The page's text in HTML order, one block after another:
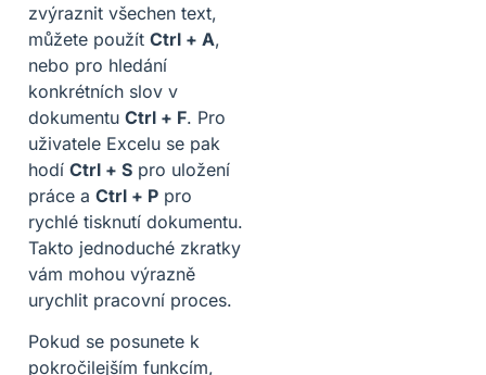
zvýraznit všechen text,
můžete použít Ctrl + A,
nebo pro hledání
konkrétních slov v
dokumentu Ctrl + F. Pro
uživatele Excelu se pak
hodí Ctrl + S pro uložení
práce a Ctrl + P pro
rychlé tisknutí dokumentu.
Takto jednoduché zkratky
vám mohou výrazně
urychlit pracovní proces.
Pokud se posunete k
pokročilejším funkcím,